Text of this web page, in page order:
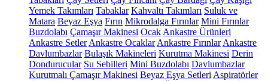
Yemek Takımları Tabaklar Kahvaltı Takımları Suluk ve
Matara Beyaz Eşya Fırın Mikrodalga Fırınlar Mini Fırınlar
Buzdolabı Çamaşır Makinesi Ocak Ankastre Ürünleri
Ankastre Setler Ankastre Ocaklar Ankastre Fırınlar Ankastre
Davlumbazlar Bulaşık Makineleri Kurutma Makinesi Derin
Dondurucular Su Sebilleri Mini Buzdolabı Davlumbazlar
Kurutmalı Çamaşır Makinesi Beyaz Eşya Setleri Aspiratörler